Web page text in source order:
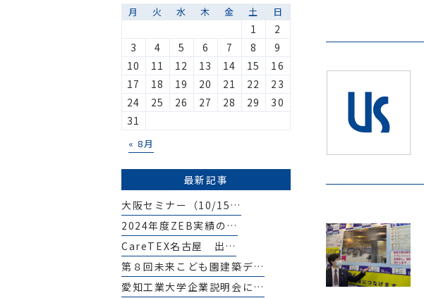
月 火 水 木 金 土 日
« 8月
1
2
3
4 5 6 7 8
9
10
11 12 13 14 15
16
17
18 19 20 21 22
23
24
25 26 27 28 29
30
31
最新記事
大阪セミナー（10/15…
2024年度ZEB実績の…
CareTEX名古屋 出…
第８回未来こども園建築デ…
愛知工業大学企業説明会に…